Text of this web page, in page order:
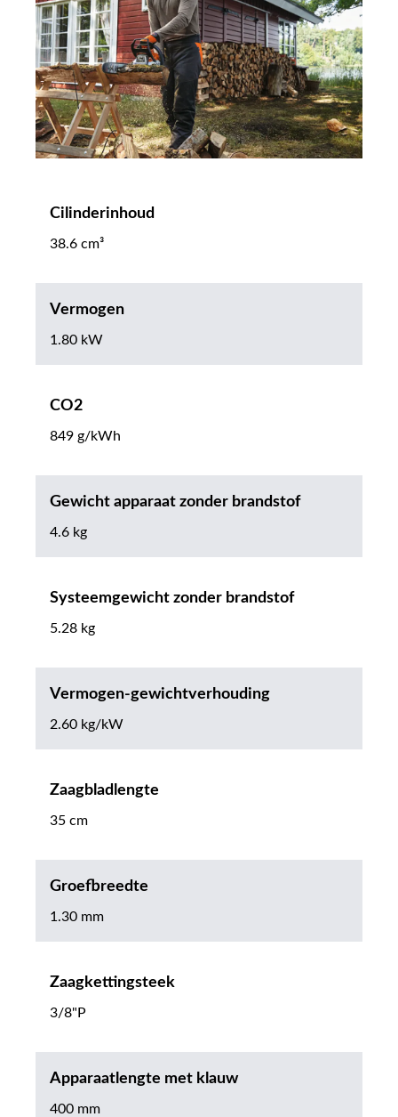
Cilinderinhoud
38.6 cm³
Vermogen
1.80 kW
CO2
849 g/kWh
Gewicht apparaat zonder brandstof
4.6 kg
Systeemgewicht zonder brandstof
5.28 kg
Vermogen-gewichtverhouding
2.60 kg/kW
Zaagbladlengte
35 cm
Groefbreedte
1.30 mm
Zaagkettingsteek
3/8"P
Apparaatlengte met klauw
400 mm